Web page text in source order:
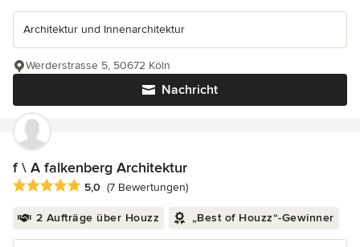
Architektur und Innenarchitektur
Nachricht
Werderstrasse 5, 50672 Köln
f \ A falkenberg Architektur
Durchschnittliche Bewertung: 5 von 5 Sternen
5,0 (7 Bewertungen)
2 Aufträge über Houzz „Best of Houzz“-Gewinner